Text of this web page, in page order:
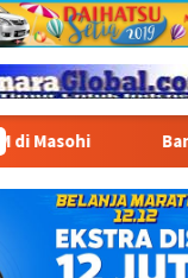
Bandara